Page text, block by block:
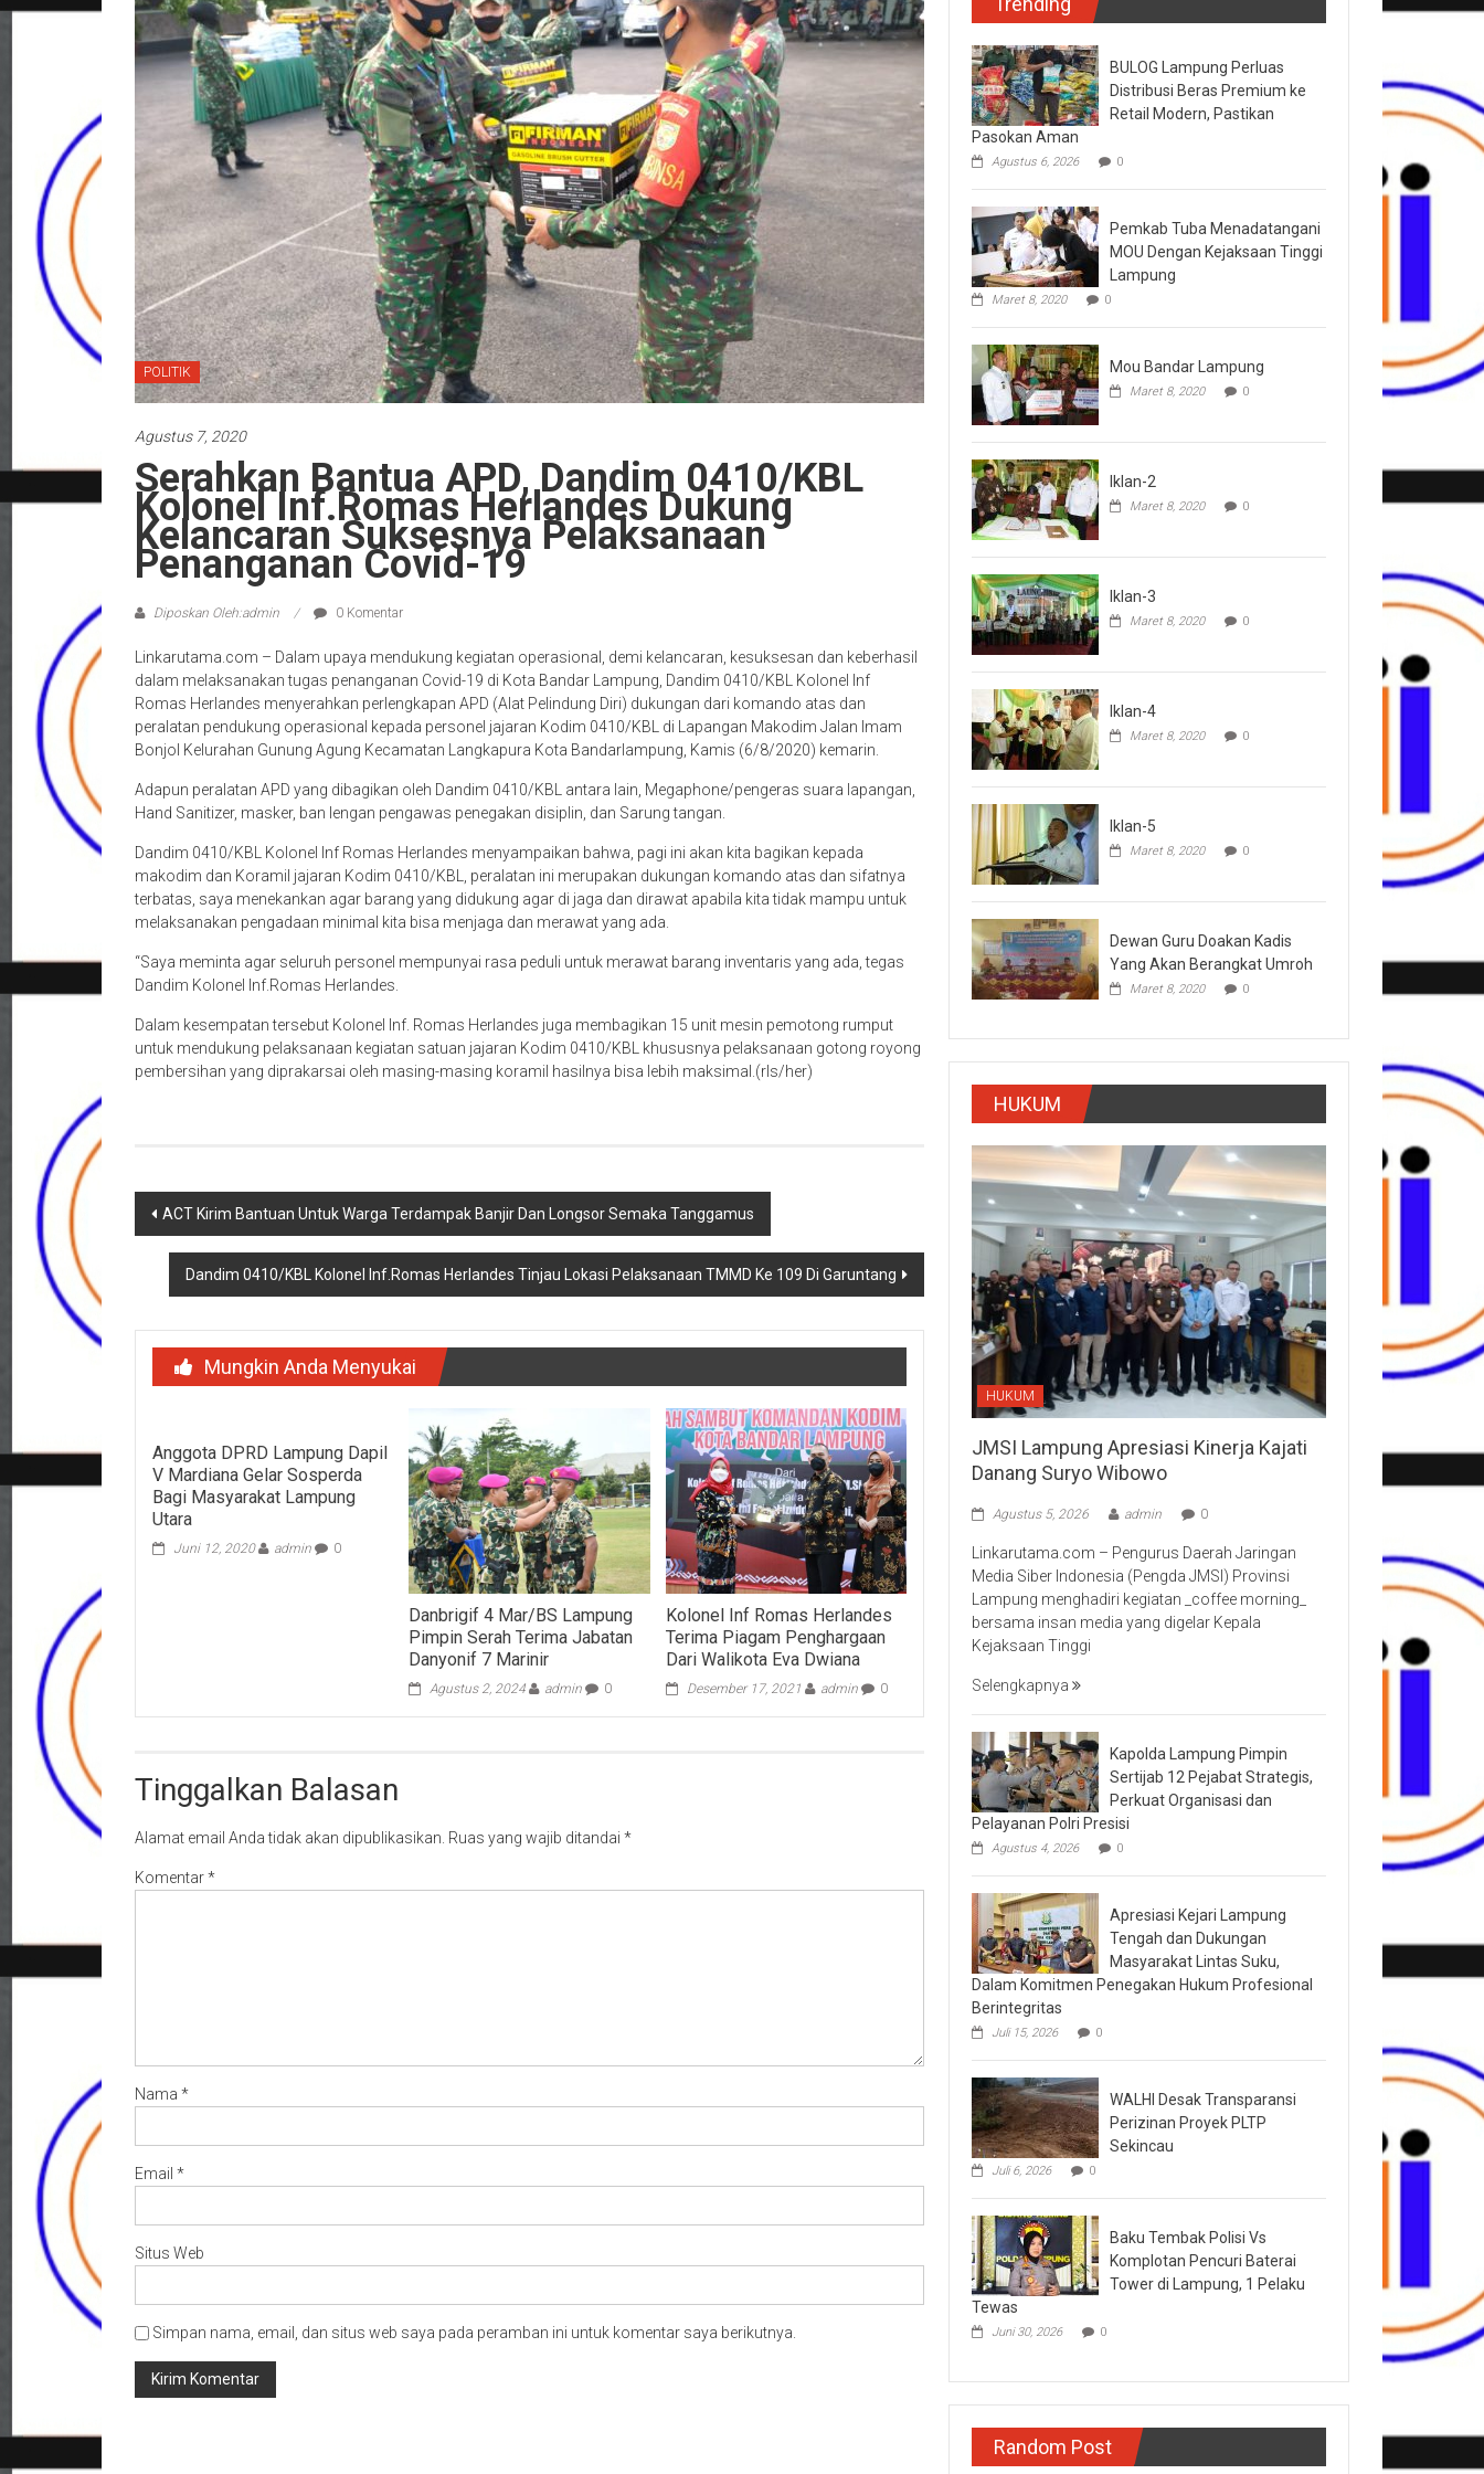
POLITIK
Agustus 7, 2020
Serahkan Bantua APD, Dandim 0410/KBL
Kolonel Inf.Romas Herlandes Dukung
Kelancaran Suksesnya Pelaksanaan
Penanganan Covid-19
Diposkan Oleh:admin 0 Komentar
Linkarutama.com – Dalam upaya mendukung kegiatan operasional, demi kelancaran, kesuksesan dan keberhasil
dalam melaksanakan tugas penanganan Covid-19 di Kota Bandar Lampung, Dandim 0410/KBL Kolonel Inf
Romas Herlandes menyerahkan perlengkapan APD (Alat Pelindung Diri) dukungan dari komando atas dan
peralatan pendukung operasional kepada personel jajaran Kodim 0410/KBL di Lapangan Makodim Jalan Imam
Bonjol Kelurahan Gunung Agung Kecamatan Langkapura Kota Bandarlampung, Kamis (6/8/2020) kemarin.
Adapun peralatan APD yang dibagikan oleh Dandim 0410/KBL antara lain, Megaphone/pengeras suara lapangan,
Hand Sanitizer, masker, ban lengan pengawas penegakan disiplin, dan Sarung tangan.
Dandim 0410/KBL Kolonel Inf Romas Herlandes menyampaikan bahwa, pagi ini akan kita bagikan kepada
makodim dan Koramil jajaran Kodim 0410/KBL, peralatan ini merupakan dukungan komando atas dan sifatnya
terbatas, saya menekankan agar barang yang didukung agar di jaga dan dirawat apabila kita tidak mampu untuk
melaksanakan pengadaan minimal kita bisa menjaga dan merawat yang ada.
“Saya meminta agar seluruh personel mempunyai rasa peduli untuk merawat barang inventaris yang ada, tegas
Dandim Kolonel Inf.Romas Herlandes.
Dalam kesempatan tersebut Kolonel Inf. Romas Herlandes juga membagikan 15 unit mesin pemotong rumput
untuk mendukung pelaksanaan kegiatan satuan jajaran Kodim 0410/KBL khususnya pelaksanaan gotong royong
pembersihan yang diprakarsai oleh masing-masing koramil hasilnya bisa lebih maksimal.(rls/her)
Navigasi
pos
ACT Kirim Bantuan Untuk Warga Terdampak Banjir Dan Longsor Semaka Tanggamus
Dandim 0410/KBL Kolonel Inf.Romas Herlandes Tinjau Lokasi Pelaksanaan TMMD Ke 109 Di Garuntang
Mungkin Anda Menyukai
Anggota DPRD Lampung Dapil
V Mardiana Gelar Sosperda
Bagi Masyarakat Lampung
Utara
Juni 12, 2020 admin 0
Danbrigif 4 Mar/BS Lampung
Pimpin Serah Terima Jabatan
Danyonif 7 Marinir
Agustus 2, 2024 admin 0
Kolonel Inf Romas Herlandes
Terima Piagam Penghargaan
Dari Walikota Eva Dwiana
Desember 17, 2021 admin 0
Tinggalkan Balasan
Alamat email Anda tidak akan dipublikasikan. Ruas yang wajib ditandai *
Komentar*
Nama *
Email *
Situs Web
Simpan nama, email, dan situs web saya pada peramban ini untuk komentar saya berikutnya.
BULOG Lampung Perluas
Distribusi Beras Premium ke
Retail Modern, Pastikan
Pasokan Aman
Agustus 6, 2026 0
Pemkab Tuba Menadatangani
MOU Dengan Kejaksaan Tinggi
Lampung
Maret 8, 2020 0
Mou Bandar Lampung
Maret 8, 2020 0
Iklan-2
Maret 8, 2020 0
Iklan-3
Maret 8, 2020 0
Iklan-4
Maret 8, 2020 0
Iklan-5
Maret 8, 2020 0
Dewan Guru Doakan Kadis
Yang Akan Berangkat Umroh
Maret 8, 2020 0
HUKUM
HUKUM
JMSI Lampung Apresiasi Kinerja Kajati
Danang Suryo Wibowo
Agustus 5, 2026 admin 0
Linkarutama.com – Pengurus Daerah Jaringan
Media Siber Indonesia (Pengda JMSI) Provinsi
Lampung menghadiri kegiatan _coffee morning_
bersama insan media yang digelar Kepala
Kejaksaan Tinggi
Selengkapnya
Kapolda Lampung Pimpin
Sertijab 12 Pejabat Strategis,
Perkuat Organisasi dan
Pelayanan Polri Presisi
Agustus 4, 2026 0
Apresiasi Kejari Lampung
Tengah dan Dukungan
Masyarakat Lintas Suku,
Dalam Komitmen Penegakan Hukum Profesional
Berintegritas
Juli 15, 2026 0
WALHI Desak Transparansi
Perizinan Proyek PLTP
Sekincau
Juli 6, 2026 0
Baku Tembak Polisi Vs
Komplotan Pencuri Baterai
Tower di Lampung, 1 Pelaku
Tewas
Juni 30, 2026 0
Random Post